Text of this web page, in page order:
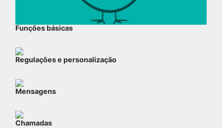
Funções básicas
Regulações e personalização
Mensagens
Chamadas